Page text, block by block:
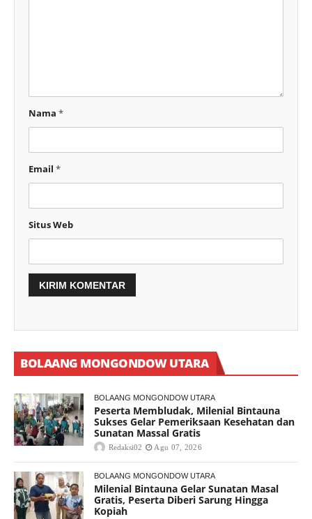
Nama *
Email *
Situs Web
BOLAANG MONGONDOW UTARA
BOLAANG MONGONDOW UTARA
Peserta Membludak, Milenial Bintauna
Sukses Gelar Pemeriksaan Kesehatan dan
Sunatan Massal Gratis
Redaksi02 Agu 07, 2026
BOLAANG MONGONDOW UTARA
Milenial Bintauna Gelar Sunatan Masal
Gratis, Peserta Diberi Sarung Hingga
Kopiah